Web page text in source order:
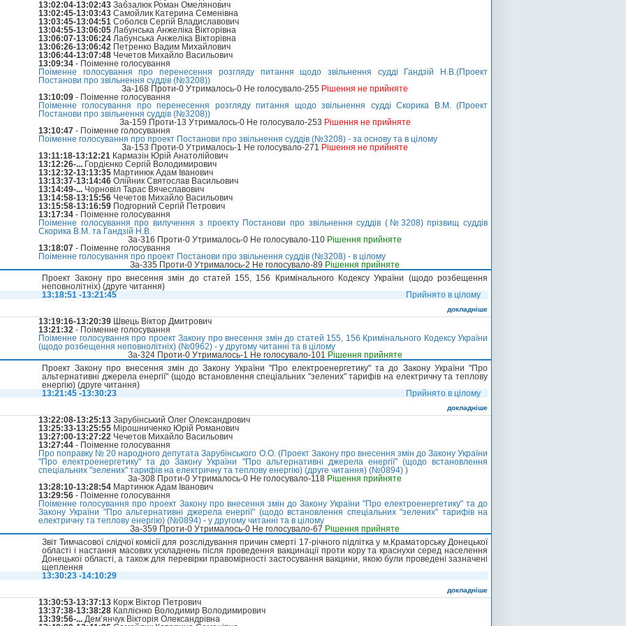
13:02:04-13:02:43 Забзалюк Роман Омелянович
13:02:45-13:03:43 Самойлик Катерина Семенівна
13:03:45-13:04:51 Соболєв Сергій Владиславович
13:04:55-13:06:05 Лабунська Анжеліка Вікторівна
13:06:07-13:06:24 Лабунська Анжеліка Вікторівна
13:06:26-13:06:42 Петренко Вадим Михайлович
13:06:44-13:07:48 Чечетов Михайло Васильович
13:09:34 - Поіменне голосування
Поіменне голосування про перенесення розгляду питання щодо звільнення судді Гандзій Н.В.(Проект
Постанови про звільнення суддів (№3208))
За-168 Проти-0 Утрималось-0 Не голосувало-255 Рішення не прийняте
13:10:09 - Поіменне голосування
Поіменне голосування про перенесення розгляду питання щодо звільнення судді Скорика В.М. (Проект
Постанови про звільнення суддів (№3208))
За-159 Проти-13 Утрималось-0 Не голосувало-253 Рішення не прийняте
13:10:47 - Поіменне голосування
Поіменне голосування про проект Постанови про звільнення суддів (№3208) - за основу та в цілому
За-153 Проти-0 Утрималось-1 Не голосувало-271 Рішення не прийняте
13:11:18-13:12:21 Кармазін Юрій Анатолійович
13:12:26-... Гордієнко Сергій Володимирович
13:12:32-13:13:35 Мартинюк Адам Іванович
13:13:37-13:14:46 Олійник Святослав Васильович
13:14:49-... Чорновіл Тарас Вячеславович
13:14:58-13:15:56 Чечетов Михайло Васильович
13:15:58-13:16:59 Подгорний Сергій Петрович
13:17:34 - Поіменне голосування
Поіменне голосування про вилучення з проекту Постанови про звільнення суддів (№3208) прізвищ суддів
Скорика В.М. та Гандзій Н.В.
За-316 Проти-0 Утрималось-0 Не голосувало-110 Рішення прийняте
13:18:07 - Поіменне голосування
Поіменне голосування про проект Постанови про звільнення суддів (№3208) - в цілому
За-335 Проти-0 Утрималось-2 Не голосувало-89 Рішення прийняте
Проект Закону про внесення змін до статей 155, 156 Кримінального Кодексу України (щодо розбещення
неповнолітніх) (друге читання)
13:18:51 -13:21:45
Прийнято в цілому
докладніше
13:19:16-13:20:39 Швець Віктор Дмитрович
13:21:32 - Поіменне голосування
Поіменне голосування про проект Закону про внесення змін до статей 155, 156 Кримінального Кодексу України
(щодо розбещення неповнолітніх) (№0962) - у другому читанні та в цілому
За-324 Проти-0 Утрималось-1 Не голосувало-101 Рішення прийняте
Проект Закону про внесення змін до Закону України "Про електроенергетику" та до Закону України "Про
альтернативні джерела енергії" (щодо встановлення спеціальних "зелених" тарифів на електричну та теплову
енергію) (друге читання)
13:21:45 -13:30:23
Прийнято в цілому
докладніше
13:22:08-13:25:13 Зарубінський Олег Олександрович
13:25:33-13:25:55 Мірошниченко Юрій Романович
13:27:00-13:27:22 Чечетов Михайло Васильович
13:27:44 - Поіменне голосування
Про поправку № 20 народного депутата Зарубінського О.О. (Проект Закону про внесення змін до Закону України
"Про електроенергетику" та до Закону України "Про альтернативні джерела енергії" (щодо встановлення
спеціальних "зелених" тарифів на електричну та теплову енергію) (друге читання) (№0894) )
За-308 Проти-0 Утрималось-0 Не голосувало-118 Рішення прийняте
13:28:10-13:28:54 Мартинюк Адам Іванович
13:29:56 - Поіменне голосування
Поіменне голосування про проект Закону про внесення змін до Закону України "Про електроенергетику" та до
Закону України "Про альтернативні джерела енергії" (щодо встановлення спеціальних "зелених" тарифів на
електричну та теплову енергію) (№0894) - у другому читанні та в цілому
За-359 Проти-0 Утрималось-0 Не голосувало-67 Рішення прийняте
Звіт Тимчасової слідчої комісії для розслідування причин смерті 17-річного підлітка у м.Краматорську Донецької
області і настання масових ускладнень після проведення вакцинації проти кору та краснухи серед населення
Донецької області, а також для перевірки правомірності застосування вакцини, якою були проведені зазначені
щеплення
13:30:23 -14:10:29
докладніше
13:30:53-13:37:13 Корж Віктор Петрович
13:37:38-13:38:28 Каплієнко Володимир Володимирович
13:39:56-... Дем’янчук Вікторія Олександрівна